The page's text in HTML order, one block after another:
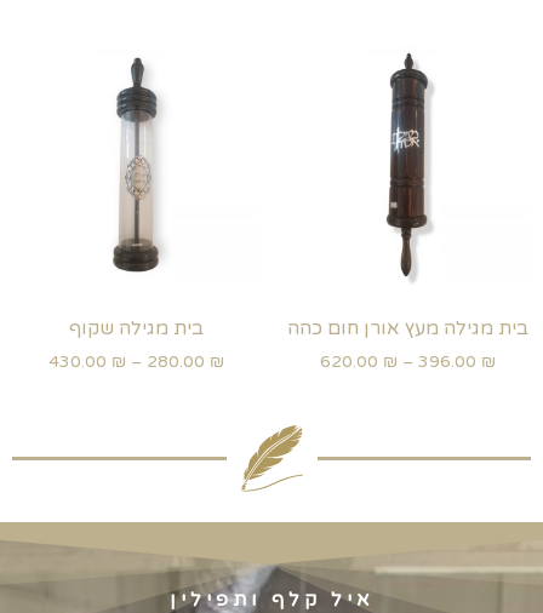
בית מגילה מעץ אורן חום כהה
396.00 ₪
–
620.00 ₪
בית מגילה שקוף
280.00 ₪
–
430.00 ₪
איל קלף ותפילין